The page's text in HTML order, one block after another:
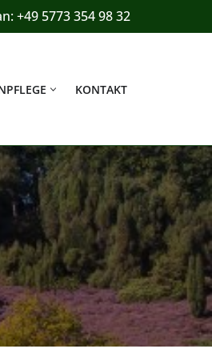
+49 5773 354 98 32
KONTAKT